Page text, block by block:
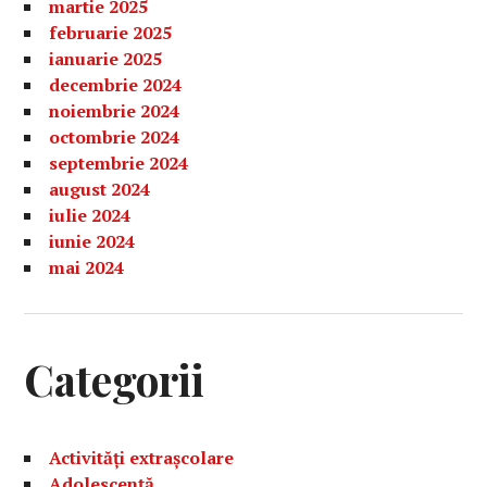
martie 2025
februarie 2025
ianuarie 2025
decembrie 2024
noiembrie 2024
octombrie 2024
septembrie 2024
august 2024
iulie 2024
iunie 2024
mai 2024
Categorii
Activități extrașcolare